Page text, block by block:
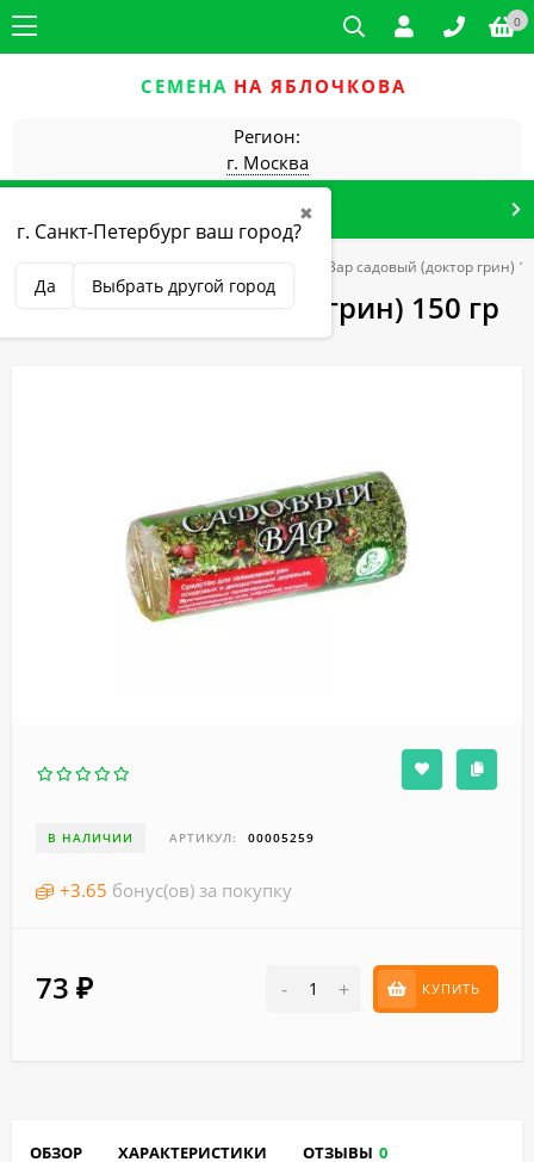
0
СЕМЕНА НА ЯБЛОЧКОВА
Регион:
г. Москва
✖
г. Санкт-Петербург ваш город?
Да Выбрать другой город
растений Вар садовый (доктор грин)
Вар садовый (доктор грин) 150 гр
В НАЛИЧИИ АРТИКУЛ: 00005259
+3.65 бонус(ов) за покупку
73 ₽ - + КУПИТЬ
ОБЗОР ХАРАКТЕРИСТИКИ ОТЗЫВЫ 0